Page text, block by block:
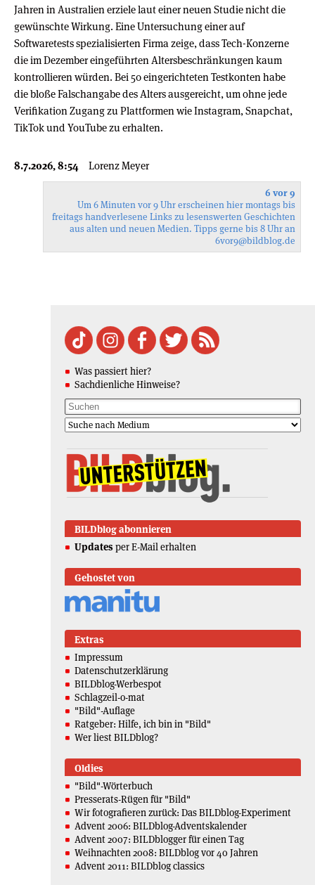
Jahren in Australien erziele laut einer neuen Studie nicht die
gewünschte Wirkung. Eine Untersuchung einer auf
Softwaretests spezialisierten Firma zeige, dass Tech-Konzerne
die im Dezember eingeführten Altersbeschränkungen kaum
kontrollieren würden. Bei 50 eingerichteten Testkonten habe
die bloße Falschangabe des Alters ausgereicht, um ohne jede
Verifikation Zugang zu Plattformen wie Instagram, Snapchat,
TikTok und YouTube zu erhalten.
8.7.2026, 8:54 Lorenz Meyer
6 vor 9
Um 6 Minuten vor 9 Uhr erscheinen hier montags bis
freitags handverlesene Links zu lesenswerten Geschichten
aus alten und neuen Medien. Tipps gerne bis 8 Uhr an
6vor9@bildblog.de
Was passiert hier?
Sachdienliche Hinweise?
BILDblog abonnieren
Updates per E-Mail erhalten
Gehostet von
Extras
Impressum
Datenschutzerklärung
BILDblog-Werbespot
Schlagzeil-o-mat
"Bild"-Auflage
Ratgeber: Hilfe, ich bin in "Bild"
Wer liest BILDblog?
Oldies
"Bild"-Wörterbuch
Presserats-Rügen für "Bild"
Wir fotografieren zurück: Das BILDblog-Experiment
Advent 2006: BILDblog-Adventskalender
Advent 2007: BILDblogger für einen Tag
Weihnachten 2008: BILDblog vor 40 Jahren
Advent 2011: BILDblog classics